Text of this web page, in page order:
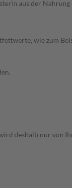
aus der
wie zum
deshalb nur von